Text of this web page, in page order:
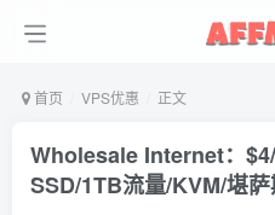
首页 VPS优惠 正文
Wholesale Internet：
SSD/1TB流量/KVM/堪